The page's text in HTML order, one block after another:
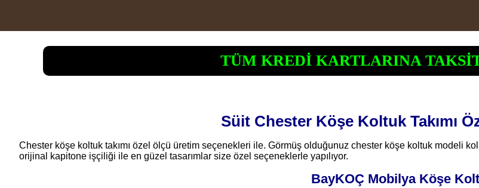
TÜM KREDİ KARTLARINA
Süit Chester Köşe Koltuk Takımı
Chester köşe koltuk takımı özel ölçü üretim seçenekleri ile. Görmüş olduğunuz chester köşe koltuk modeli
orijinal kapitone işçiliği ile en güzel tasarımlar size özel seçeneklerle yapılıyor.
BayKOÇ Mobilya Köşe